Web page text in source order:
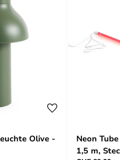
Olive -
Neon
1,5 m,